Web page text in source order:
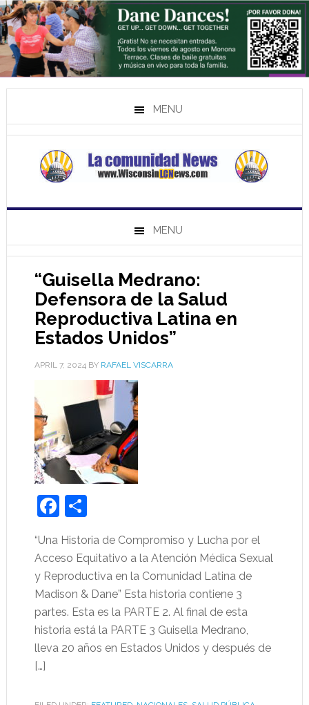
MENU
MENU
“Guisella Medrano:
Defensora de la Salud
Reproductiva Latina en
Estados Unidos”
APRIL 7, 2024BY RAFAEL VISCARRA
Facebook
Share
“Una Historia de Compromiso y Lucha por el
Acceso Equitativo a la Atención Médica Sexual
y Reproductiva en la Comunidad Latina de
Madison & Dane” Esta historia contiene 3
partes. Esta es la PARTE 2. Al final de esta
historia está la PARTE 3 Guisella Medrano,
lleva 20 años en Estados Unidos y después de
[…]